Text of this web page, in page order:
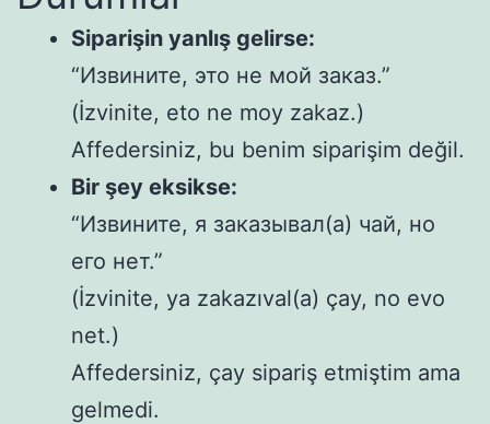
Siparişin yanlış gelirse:
“Извините, это не мой заказ.”
(İzvinite, eto ne moy zakaz.)
Affedersiniz, bu benim siparişim değil.
Bir şey eksikse:
“Извините, я заказывал(а) чай, но
его нет.”
(İzvinite, ya zakazıval(a) çay, no evo
net.)
Affedersiniz, çay sipariş etmiştim ama
gelmedi.